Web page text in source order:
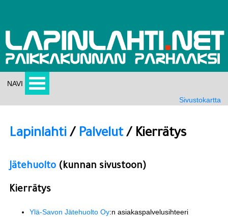
NAVI
Sivustokartta
Lapinlahti/ Palvelut/ Kierrätys
Jätehuolto(kunnan sivustoon)
Kierrätys
Ylä-Savon Jätehuolto Oy:n asiakaspalvelusihteeri